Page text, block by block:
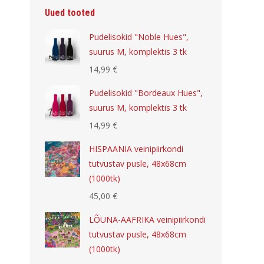
Uued tooted
Pudelisokid "Noble Hues",
suurus M, komplektis 3 tk
14,99 €
Pudelisokid "Bordeaux Hues",
suurus M, komplektis 3 tk
14,99 €
HISPAANIA veinipiirkondi
tutvustav pusle, 48x68cm
(1000tk)
45,00 €
LÕUNA-AAFRIKA veinipiirkondi
tutvustav pusle, 48x68cm
(1000tk)